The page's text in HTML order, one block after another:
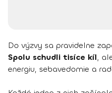
Do výzvy sa pravidelne
Spolu schudli tisíce kíl,
energiu, sebavedomie a